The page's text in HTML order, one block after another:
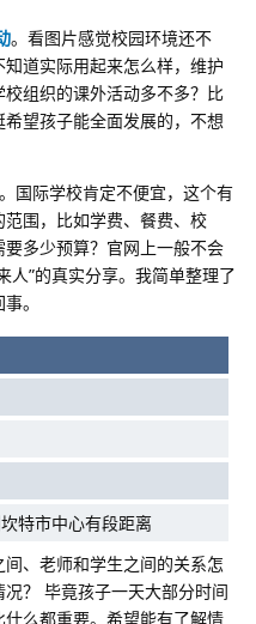
。看图片感觉校园环境还不
道实际用起来怎么样，维护
组织的课外活动多不多？比
望孩子能全面发展的，不想
国际学校肯定不便宜，这个有
围，比如学费、餐费、校
多少预算？官网上一般不会
人”的真实分享。我简单整理了
。
特市中心有段距离
、老师和学生之间的关系怎
？ 毕竟孩子一天大部分时间
么都重要。希望能有了解情